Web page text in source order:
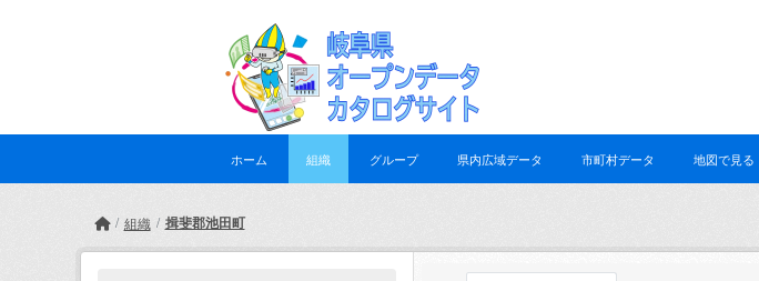
ホーム 組織 グループ 県内広域データ 市町村データ 地図で見る
組織 揖斐郡池田町